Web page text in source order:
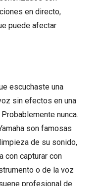
en directo,
puede afectar
escuchaste una
sin efectos en una
nunca.
son famosas
de su sonido,
con capturar con
o de la voz
profesional de